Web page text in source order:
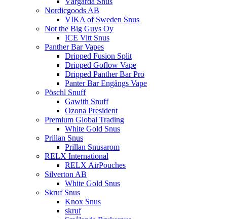
Nordicgoods AB
VIKA of Sweden Snus
Not the Big Guys Oy
ICE Vitt Snus
Panther Bar Vapes
Dripped Fusion Split
Dripped Goflow Vape
Dripped Panther Bar Pro
Panter Bar Engångs Vape
Pöschl Snuff
Gawith Snuff
Ozona President
Premium Global Trading
White Gold Snus
Prillan Snus
Prillan Snusarom
RELX International
RELX AirPouches
Silverton AB
White Gold Snus
Skruf Snus
Knox Snus
skruf